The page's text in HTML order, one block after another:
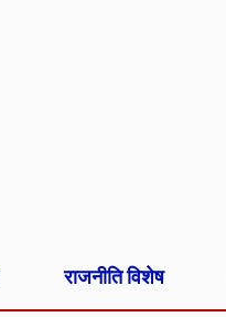
राजनीति विशेष